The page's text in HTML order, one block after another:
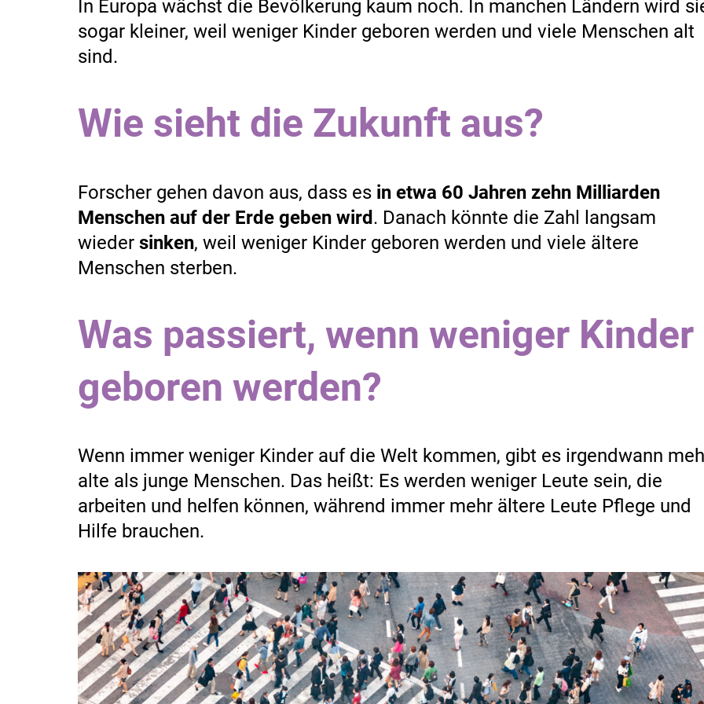
In Europa wächst die Bevölkerung kaum noch. In manchen Ländern wird
sogar kleiner, weil weniger Kinder geboren werden und viele Menschen alt
sind.
Wie sieht die Zukunft aus?
Forscher gehen davon aus, dass es in etwa 60 Jahren zehn Milliarden
Menschen auf der Erde geben wird. Danach könnte die Zahl langsam
wieder sinken, weil weniger Kinder geboren werden und viele ältere
Menschen sterben.
Was passiert, wenn weniger Kinder
geboren werden?
Wenn immer weniger Kinder auf die Welt kommen, gibt es irgendwann
alte als junge Menschen. Das heißt: Es werden weniger Leute sein, die
arbeiten und helfen können, während immer mehr ältere Leute Pflege und
Hilfe brauchen.